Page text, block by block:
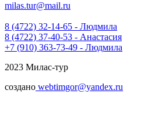
milas.tur@mail.ru
8 (4722) 32-14-65 - Людмила
8 (4722) 37-40-53 - Анастасия
+7 (910) 363-73-49 - Людмила
2023 Милас-тур
создано webtimgor@yandex.ru